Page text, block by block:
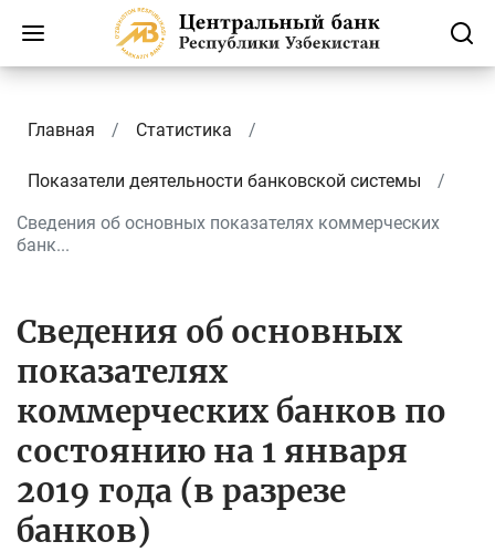
Главная Статистика
Показатели деятельности банковской системы
Сведения об основных показателях коммерческих
банк...
Сведения об основных
показателях
коммерческих банков по
состоянию на 1 января
2019 года (в разрезе
банков)